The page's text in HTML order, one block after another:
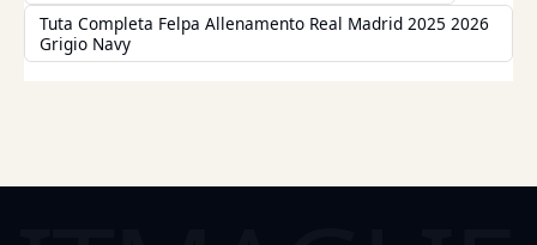
Tuta Completa Felpa Allenamento Real Madrid 2025 2026
Grigio Navy